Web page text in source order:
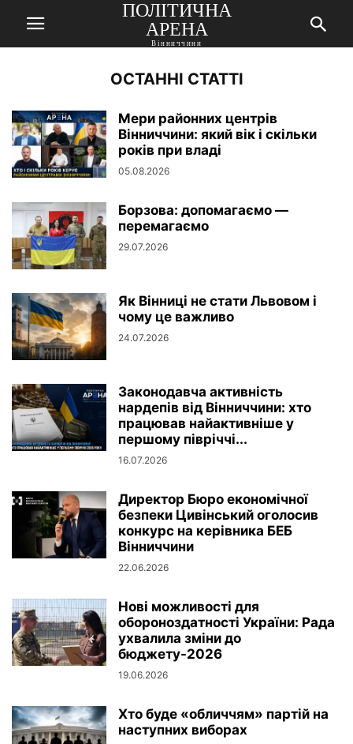
ПОЛІТИЧНА
АРЕНА
Вінниччини
ОСТАННІ СТАТТІ
Мери районних центрів
Вінниччини: який вік і скільки
років при владі
05.08.2026
Борзова: допомагаємо —
перемагаємо
29.07.2026
Як Вінниці не стати Львовом і
чому це важливо
24.07.2026
Законодавча активність
нардепів від Вінниччини: хто
працював найактивніше у
першому півріччі...
16.07.2026
Директор Бюро економічної
безпеки Цивінський оголосив
конкурс на керівника БЕБ
Вінниччини
22.06.2026
Нові можливості для
обороноздатності України: Рада
ухвалила зміни до
бюджету-2026
19.06.2026
Хто буде «обличчям» партій на
наступних виборах